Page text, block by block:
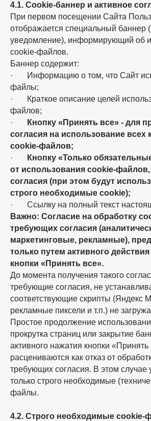
4.1. Cookie-баннер и активное
При первом посещении Сайта
отображается специальный
уведомление), информирующий об
cookie-файлов.
Баннер содержит:
· Информацию о том, что Сайт
файлы;
· Краткое описание целей
файлов;
·
Кнопку «Принять все» - для
согласия на использование всех
cookie-файлов;
·
Кнопку «Только
от использования cookie-
согласия (при этом будут
строго необходимые cookie);
· Ссылку на полный текст
Важно: Согласие на обработку
требующих согласия
маркетинговые, рекламные),
только путем активного
кнопки «Принять все».
До момента получения такого
требующие согласия, не
соответствующие скрипты (Яндекс
рекламные пиксели и т.п.) не
Простое продолжение
прокрутка страниц или закрытие
активного нажатия кнопки «Принять
расцениваются как отказ от
требующих согласия. В этом случае
только строго необходимые
файлы.
4.2. Строго необходимые cookie-